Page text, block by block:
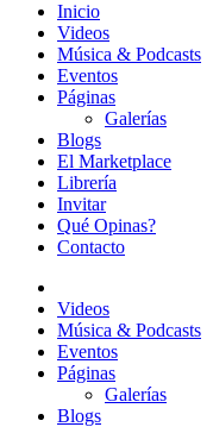
Inicio
Videos
Música & Podcasts
Eventos
Páginas
Galerías
Blogs
El Marketplace
Librería
Invitar
Qué Opinas?
Contacto
Videos
Música & Podcasts
Eventos
Páginas
Galerías
Blogs